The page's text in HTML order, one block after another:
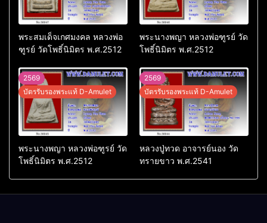
พระสมเด็จเกศมงคล หลวงพ่อ
ฑูรย์ วัดโพธิ์นิมิตร พ.ศ.2512
พระนางพญา หลวงพ่อฑูรย์ วัด
โพธิ์นิมิตร พ.ศ.2512
2569
บัตรรับรองพระแท้ D-Amulet
พระนางพญา หลวงพ่อฑูรย์ วัด
โพธิ์นิมิตร พ.ศ.2512
2569
บัตรรับรองพระแท้ D-Amulet
หลวงปู่ทวด อาจารย์นอง วัด
ทรายขาว พ.ศ.2541